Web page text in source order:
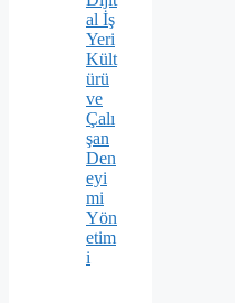
al İş
Yeri
Kült
ürü
ve
Çalı
şan
Den
eyi
mi
Yön
etim
i